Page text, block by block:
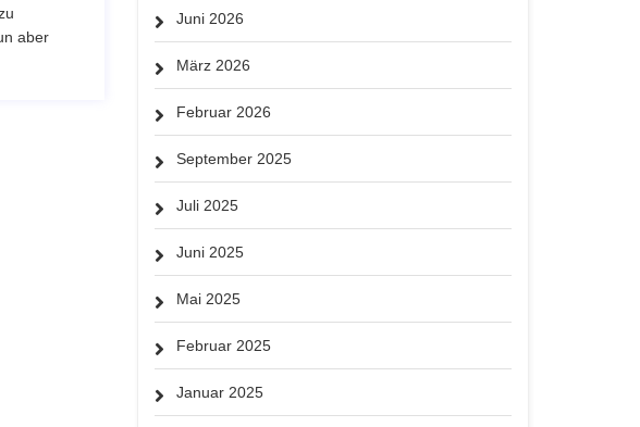
aber
Juni 2026
März 2026
Februar 2026
September 2025
Juli 2025
Juni 2025
Mai 2025
Februar 2025
Januar 2025